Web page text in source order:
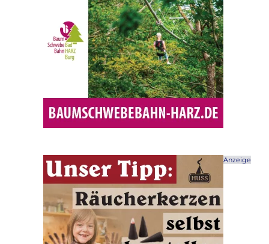
Anzeige